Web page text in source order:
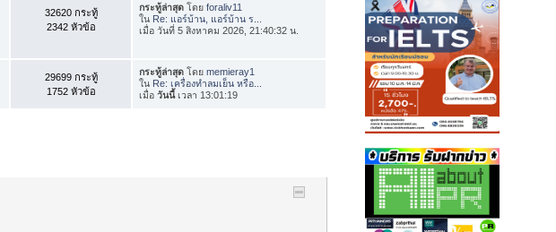
32620 กระทู้
2342 หัวข้อ
กระทู้ล่าสุด โดยforaliv11
ใน Re: แอร์บ้าน, แอร์บ้าน ร...
เมื่อ วันที่ 5 สิงหาคม 2026, 21:40:32 น.
29699 กระทู้
1752 หัวข้อ
กระทู้ล่าสุด โดยmemieray1
ใน Re: เครื่องทำลมเย็น หรือ...
เมื่อวันนี้เวลา 13:01:19